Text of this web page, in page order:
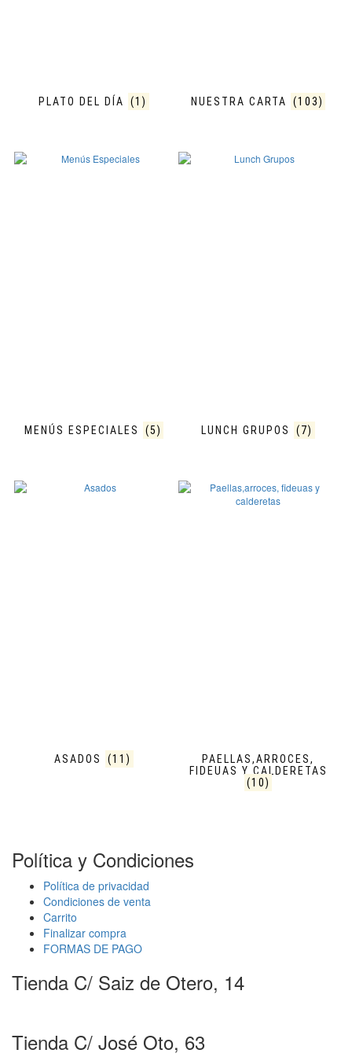
PLATO DEL DÍA (1) NUESTRA CARTA (103)
MENÚS ESPECIALES (5) LUNCH GRUPOS (7)
ASADOS (11)
PAELLAS,ARROCES,
FIDEUAS Y CALDERETAS
(10)
Política y Condiciones
Política de privacidad
Condiciones de venta
Carrito
Finalizar compra
FORMAS DE PAGO
Tienda C/ Saiz de Otero, 14
Tienda C/ José Oto, 63